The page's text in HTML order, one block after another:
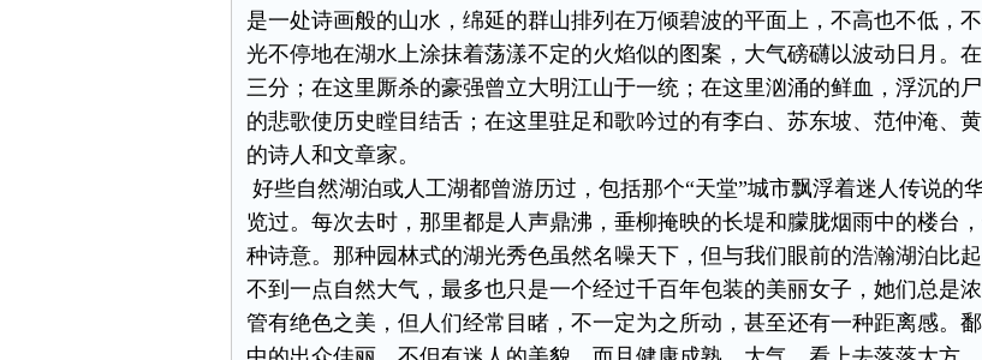
是一处诗画般的山水，绵延的群山排列在万倾碧波的平面上，不高也不低，
光不停地在湖水上涂抹着荡漾不定的火焰似的图案，大气磅礴以波动日月。
三分；在这里厮杀的豪强曾立大明江山于一统；在这里汹涌的鲜血，浮沉的
的悲歌使历史瞠目结舌；在这里驻足和歌吟过的有李白、苏东坡、范仲淹、
的诗人和文章家。
好些自然湖泊或人工湖都曾游历过，包括那个“天堂”城市飘浮着迷人传说的
览过。每次去时，那里都是人声鼎沸，垂柳掩映的长堤和朦胧烟雨中的楼台
种诗意。那种园林式的湖光秀色虽然名噪天下，但与我们眼前的浩瀚湖泊比
不到一点自然大气，最多也只是一个经过千百年包装的美丽女子，她们总是
管有绝色之美，但人们经常目睹，不一定为之所动，甚至还有一种距离感。